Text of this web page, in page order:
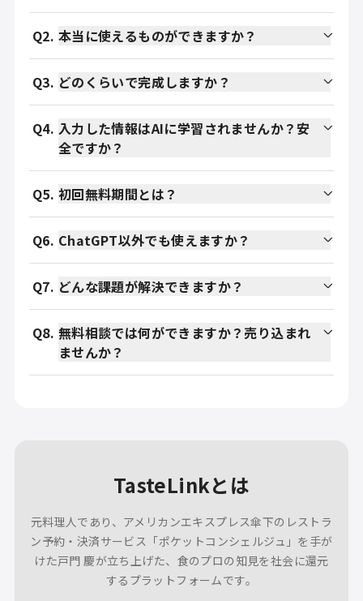
Q2. 本当に使えるものができますか？
Q3. どのくらいで完成しますか？
Q4. 入力した情報はAIに学習されませんか？安
全ですか？
Q5. 初回無料期間とは？
Q6. ChatGPT以外でも使えますか？
Q7. どんな課題が解決できますか？
Q8. 無料相談では何ができますか？売り込まれ
ませんか？
TasteLinkとは
元料理人であり、アメリカンエキスプレス傘下のレストラ
ン予約・決済サービス 「ポケットコンシェルジュ」を手が
けた戸門 慶が立ち上げた、 食のプロの知見を社会に還元
するプラットフォームです。